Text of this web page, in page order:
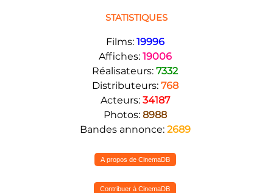
STATISTIQUES
Films: 19996
Affiches: 19006
Réalisateurs: 7332
Distributeurs: 768
Acteurs: 34187
Photos: 8988
Bandes annonce: 2689
A propos de CinemaDB
Contribuer à CinemaDB